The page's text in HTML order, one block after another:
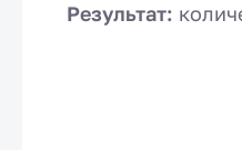
Результат: